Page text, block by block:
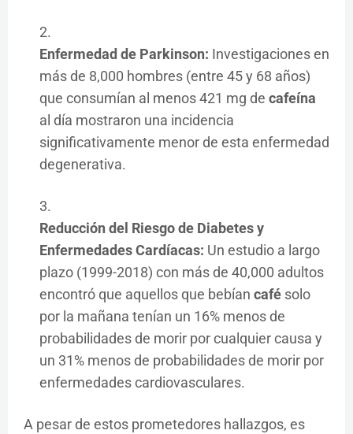
Enfermedad de Parkinson: Investigaciones en
más de 8,000 hombres (entre 45 y 68 años)
que consumían al menos 421 mg de cafeína
al día mostraron una incidencia
significativamente menor de esta enfermedad
degenerativa.
Reducción del Riesgo de Diabetes y
Enfermedades Cardíacas: Un estudio a largo
plazo (1999-2018) con más de 40,000 adultos
encontró que aquellos que bebían café solo
por la mañana tenían un 16% menos de
probabilidades de morir por cualquier causa y
un 31% menos de probabilidades de morir por
enfermedades cardiovasculares.
A pesar de estos prometedores hallazgos, es